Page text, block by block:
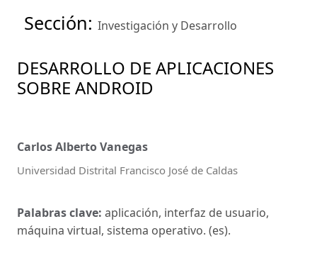
Sección: Investigación y Desarrollo
DESARROLLO DE APLICACIONES
SOBRE ANDROID
Carlos Alberto Vanegas
Universidad Distrital Francisco José de Caldas
Palabras clave: aplicación, interfaz de usuario,
máquina virtual, sistema operativo. (es).